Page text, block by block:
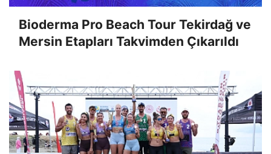
Bioderma Pro Beach Tour Tekirdağ ve
Mersin Etapları Takvimden Çıkarıldı